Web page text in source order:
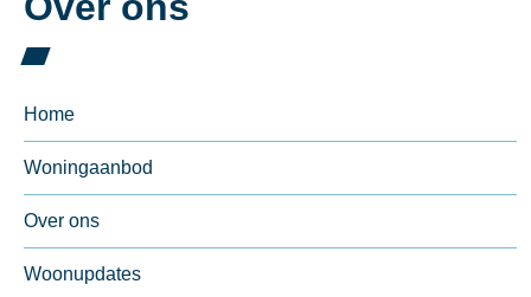
Home
Woningaanbod
Over ons
Woonupdates